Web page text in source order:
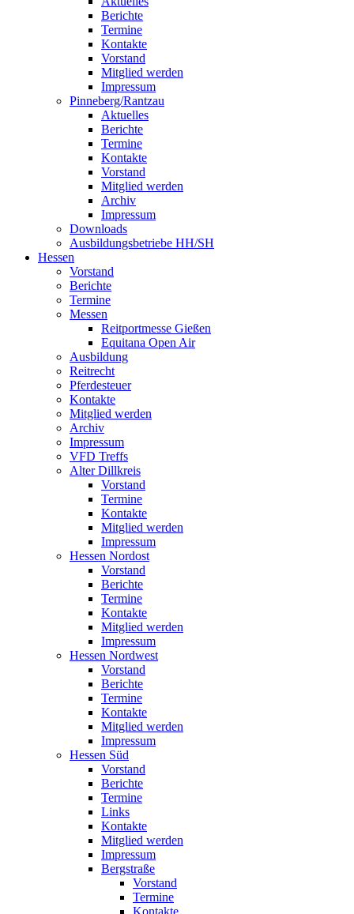
Berichte
Termine
Kontakte
Vorstand
Mitglied werden
Impressum
Pinneberg/Rantzau
Aktuelles
Berichte
Termine
Kontakte
Vorstand
Mitglied werden
Archiv
Impressum
Downloads
Ausbildungsbetriebe HH/SH
Hessen
Vorstand
Berichte
Termine
Messen
Reitportmesse Gießen
Equitana Open Air
Ausbildung
Reitrecht
Pferdesteuer
Kontakte
Mitglied werden
Archiv
Impressum
VFD Treffs
Alter Dillkreis
Vorstand
Termine
Kontakte
Mitglied werden
Impressum
Hessen Nordost
Vorstand
Berichte
Termine
Kontakte
Mitglied werden
Impressum
Hessen Nordwest
Vorstand
Berichte
Termine
Kontakte
Mitglied werden
Impressum
Hessen Süd
Vorstand
Berichte
Termine
Links
Kontakte
Mitglied werden
Impressum
Bergstraße
Vorstand
Termine
Kontakte